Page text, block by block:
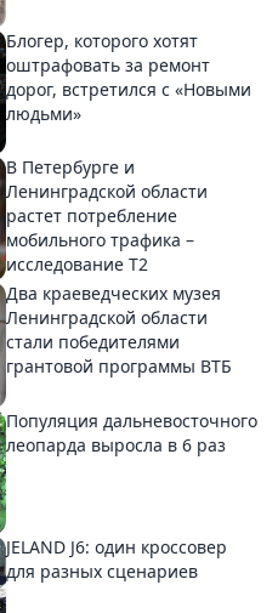
Блогер, которого хотят
оштрафовать за ремонт
дорог, встретился с «Новыми
людьми»
В Петербурге и
Ленинградской области
растет потребление
мобильного трафика –
исследование T2
Два краеведческих музея
Ленинградской области
стали победителями
грантовой программы ВТБ
Популяция дальневосточного
леопарда выросла в 6 раз
JELAND J6: один кроссовер
для разных сценариев